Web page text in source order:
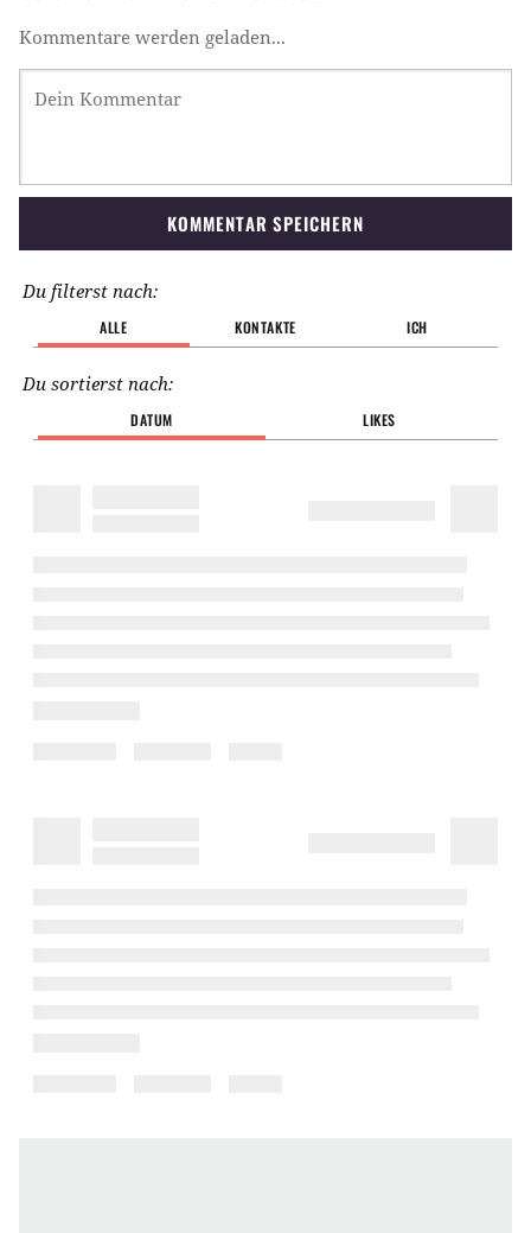
Kommentare werden geladen...
KOMMENTAR SPEICHERN
Du filterst nach:
ALLE KONTAKTE ICH
Du sortierst nach:
DATUM LIKES